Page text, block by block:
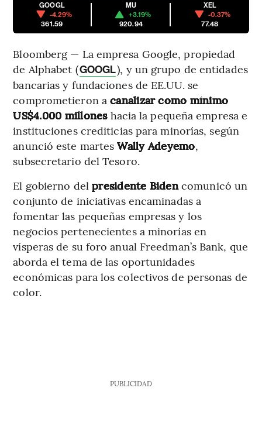
GOOGL
-4.29%
361.59
MU
+3.19%
920.94
XEL
-0.37%
77.48
Bloomberg — La empresa Google, propiedad
de Alphabet (GOOGL), y un grupo de entidades
bancarias y fundaciones de EE.UU. se
comprometieron acanalizar como mínimo
US$4.000 milloneshacia la pequeña empresa e
instituciones crediticias para minorías, según
anunció este martesWally Adeyemo,
subsecretario del Tesoro.
El gobierno del presidente Bidencomunicó un
conjunto de iniciativas encaminadas a
fomentar las pequeñas empresas y los
negocios pertenecientes a minorías en
vísperas de su foro anual Freedman’s Bank, que
aborda el tema de las oportunidades
económicas para los colectivos de personas de
color.
PUBLICIDAD